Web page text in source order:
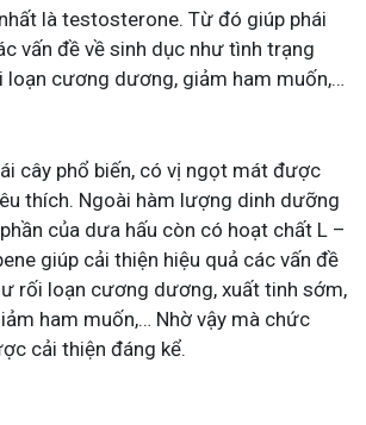
là testosterone. Từ đó giúp phái
vấn đề về sinh dục như tình trạng
loạn cương dương, giảm ham muốn,…
cây phổ biến, có vị ngọt mát được
thích. Ngoài hàm lượng dinh dưỡng
của dưa hấu còn có hoạt chất L –
giúp cải thiện hiệu quả các vấn đề
rối loạn cương dương, xuất tinh sớm,
ham muốn,… Nhờ vậy mà chức
cải thiện đáng kể.